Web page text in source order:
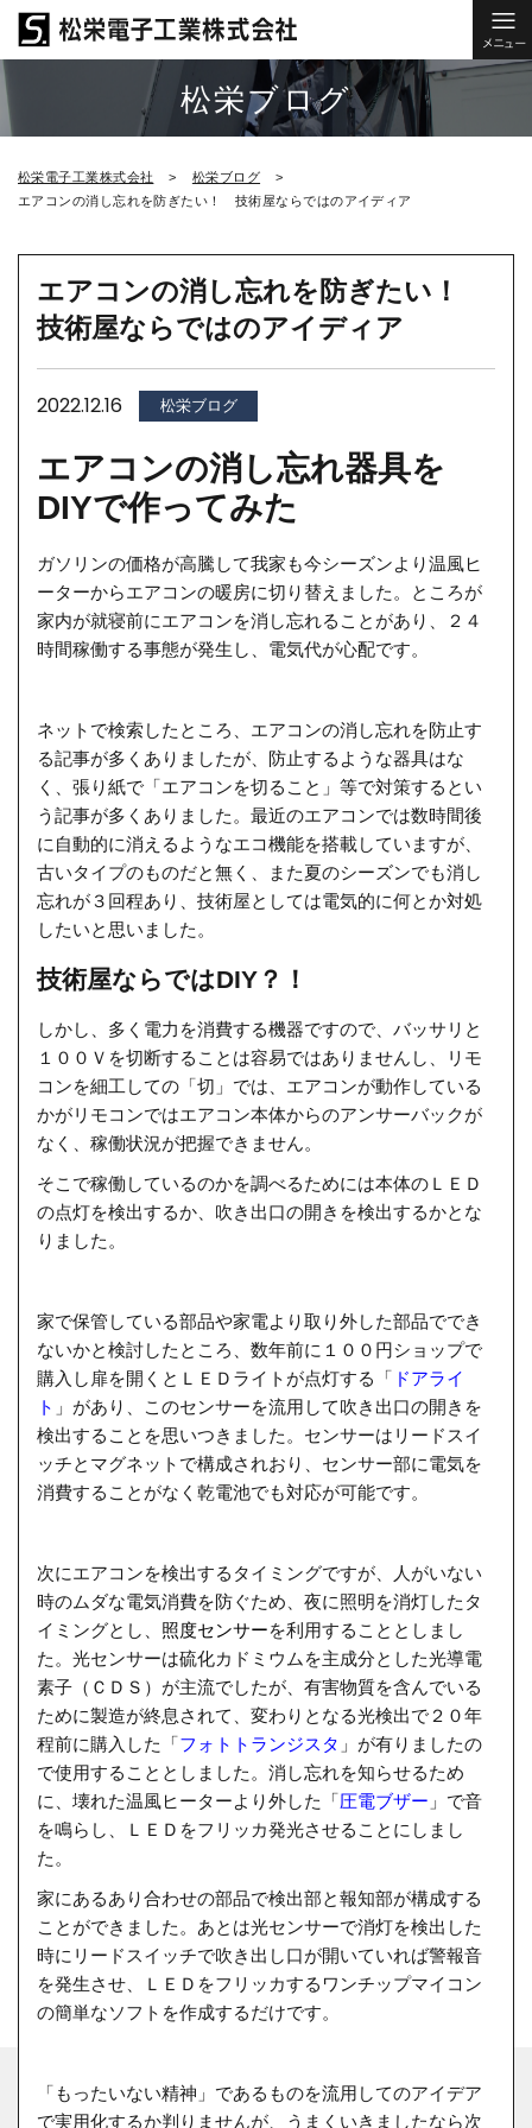
松栄ブログ
松栄電子工業株式会社
松栄ブログ
エアコンの消し忘れを防ぎたい！ 技術屋ならではのアイディア
エアコンの消し忘れを防ぎたい！
技術屋ならではのアイディア
2022.12.16 松栄ブログ
エアコンの消し忘れ器具を
DIYで作ってみた
ガソリンの価格が高騰して我家も今シーズンより温風ヒ
ーターからエアコンの暖房に切り替えました。ところが
家内が就寝前にエアコンを消し忘れることがあり、２４
時間稼働する事態が発生し、電気代が心配です。
ネットで検索したところ、エアコンの消し忘れを防止す
る記事が多くありましたが、防止するような器具はな
く、張り紙で「エアコンを切ること」等で対策するとい
う記事が多くありました。最近のエアコンでは数時間後
に自動的に消えるようなエコ機能を搭載していますが、
古いタイプのものだと無く、また夏のシーズンでも消し
忘れが３回程あり、技術屋としては電気的に何とか対処
したいと思いました。
技術屋ならではDIY？！
しかし、多く電力を消費する機器ですので、バッサリと
１００Ｖを切断することは容易ではありませんし、リモ
コンを細工しての「切」では、エアコンが動作している
かがリモコンではエアコン本体からのアンサーバックが
なく、稼働状況が把握できません。
そこで稼働しているのかを調べるためには本体のＬＥＤ
の点灯を検出するか、吹き出口の開きを検出するかとな
りました。
家で保管している部品や家電より取り外した部品ででき
ないかと検討したところ、数年前に１００円ショップで
購入し扉を開くとＬＥＤライトが点灯する「 ドアライ
ト 」があり、このセンサーを流用して吹き出口の開きを
検出することを思いつきました。センサーはリードスイ
ッチとマグネットで構成されおり、センサー部に電気を
消費することがなく乾電池でも対応が可能です。
次にエアコンを検出するタイミングですが、人がいない
時のムダな電気消費を防ぐため、夜に照明を消灯したタ
イミングとし、 照度センサーを利用することとしまし
た。光センサーは硫化カドミウムを主成分とした光導電
素子（ＣＤＳ）が主流でしたが、有害物質を含んでいる
ために製造が終息されて、変わりとなる光検出で２０年
程前に購入した「フォトトランジスタ 」が有りましたの
で使用することとしました。消し忘れを知らせるため
に、壊れた温風ヒーターより外した「圧電ブザー 」で音
を鳴らし、ＬＥＤをフリッカ発光させることにしまし
た。
家にあるあり合わせの部品で検出部と報知部が構成する
ことができました。あとは光センサーで消灯を検出した
時にリードスイッチで吹き出し口が開いていれば警報音
を発生させ、ＬＥＤをフリッカするワンチップマイコン
の簡単なソフトを作成するだけです。
「もったいない精神」であるものを流用してのアイデア
で実用化するか判りませんが、うまくいきましたなら次